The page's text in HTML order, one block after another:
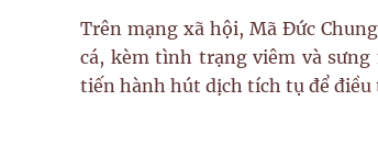
Trên mạng xã hội, Mã Đức
cá, kèm tình trạng viêm và sưng
tiến hành hút dịch tích tụ để điều